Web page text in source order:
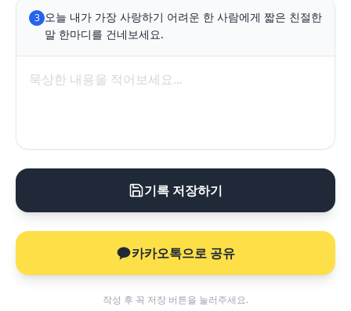
3 오늘 내가 가장 사랑하기 어려운 한 사람에게 짧은 친절한
말 한마디를 건네보세요.
기록 저장하기
카카오톡으로 공유
작성 후 꼭 저장 버튼을 눌러주세요.